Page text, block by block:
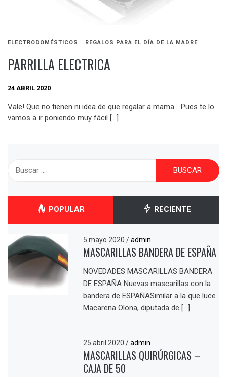
ELECTRODOMÉSTICOS REGALOS PARA EL DÍA DE LA MADRE
PARRILLA ELECTRICA
24 ABRIL 2020
Vale! Que no tienen ni idea de que regalar a mama… Pues te lo
vamos a ir poniendo muy fácil […]
POPULAR RECIENTE
5 mayo 2020/ admin
MASCARILLAS BANDERA DE ESPAÑA
NOVEDADES MASCARILLAS BANDERA
DE ESPAÑA Nuevas mascarillas con la
bandera de ESPAÑASimilar a la que luce
Macarena Olona, diputada de […]
25 abril 2020/ admin
MASCARILLAS QUIRÚRGICAS –
CAJA DE 50